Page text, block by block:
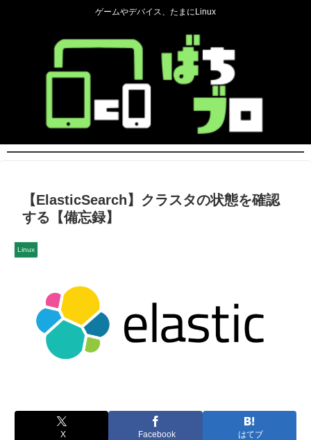
ゲームやデバイス、たまにLinux
【ElasticSearch】クラスタの状態を確認
する【備忘録】
Linux
X Facebook はてブ